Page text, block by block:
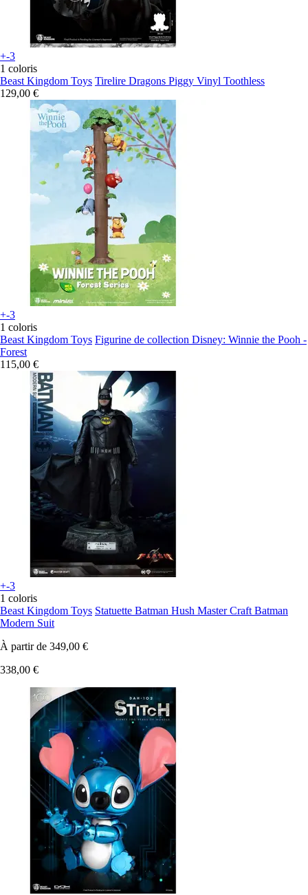
+-3
1 coloris
Beast Kingdom Toys Tirelire Dragons Piggy Vinyl Toothless
129,00 €
+-3
1 coloris
Beast Kingdom Toys Figurine de collection Disney: Winnie the Pooh -
Forest
115,00 €
+-3
1 coloris
Beast Kingdom Toys Statuette Batman Hush Master Craft Batman
Modern Suit
À partir de 349,00 €
338,00 €